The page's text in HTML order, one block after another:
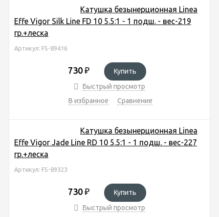
Катушка безынерционная Linea
Effe Vigor Silk Line FD 10 5.5:1 - 1 подш. - вес-219
гр.+леска
Артикул: FS-89416
730 ₽
Купить
Быстрый просмотр
В избранное
Сравнение
Катушка безынерционная Linea
Effe Vigor Jade Line RD 10 5.5:1 - 1 подш. - вес-227
гр.+леска
Артикул: FS-89323
730 ₽
Купить
Быстрый просмотр